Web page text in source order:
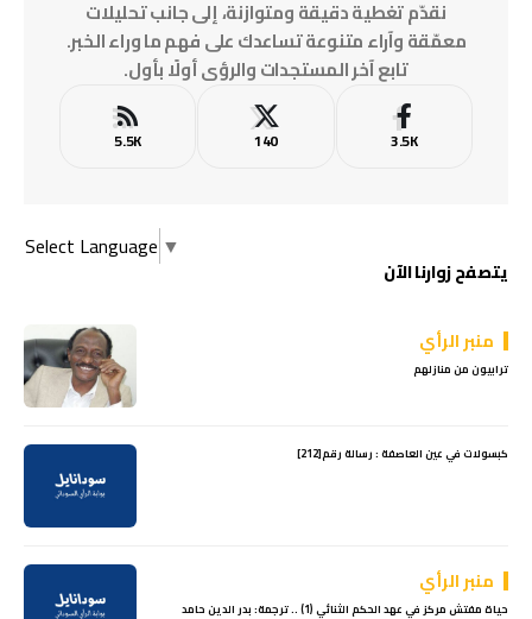
نقدّم تغطية دقيقة ومتوازنة، إلى جانب تحليلات
معمّقة وآراء متنوعة تساعدك على فهم ما وراء الخبر.
تابع آخر المستجدات والرؤى أولًا بأول.
3.5K
140
5.5K
Select Language ▼
يتصفح زوارنا الآن
منبر الرأي
ترابيون من منازلهم
كبسولات في عين العاصفة : رسالة رقم[212]
منبر الرأي
حياة مفتش مركز في عهد الحكم الثنائي (1) .. ترجمة: بدر الدين حامد